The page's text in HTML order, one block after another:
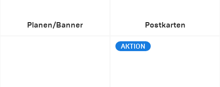
Planen/Banner Postkarten
AKTION